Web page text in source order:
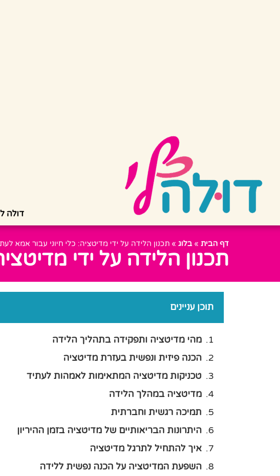
דולה
דף הבית » בלוג » תכנון הלידה על ידי מדיטציה: כלי חיוני עבור אמא
תכנון הלידה על ידי
תוכן עניינים
מהי מדיטציה ותפקידה בתהליך הלידה
הכנה פיזית ונפשית בעזרת מדיטציה
טכניקות מדיטציה המתאימות לאמהות לעתיד
מדיטציה במהלך הלידה
תמיכה רגשית וחברתית
היתרונות הבריאותיים של מדיטציה בזמן ההיריון
איך להתחיל לתרגל מדיטציה
השפעת המדיטציה על הכנה נפשית ללידה